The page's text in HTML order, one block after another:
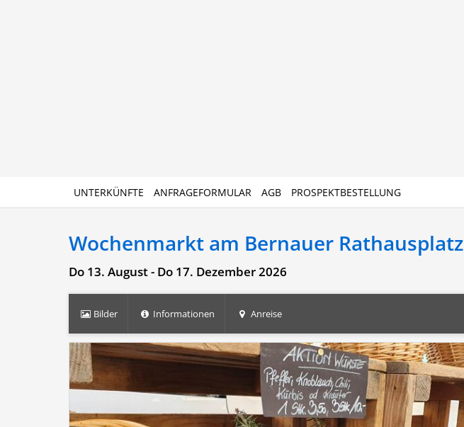
UNTERKÜNFTE ANFRAGEFORMULAR AGB PROSPEKTBESTELLUNG
Wochenmarkt am Bernauer Rathausplatz
Do 13. August - Do 17. Dezember 2026
Bilder Informationen Anreise